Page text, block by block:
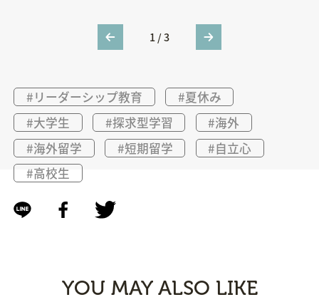
1/3
#リーダーシップ教育
#夏休み
#大学生
#探求型学習
#海外
#海外留学
#短期留学
#自立心
#高校生
YOU MAY ALSO LIKE